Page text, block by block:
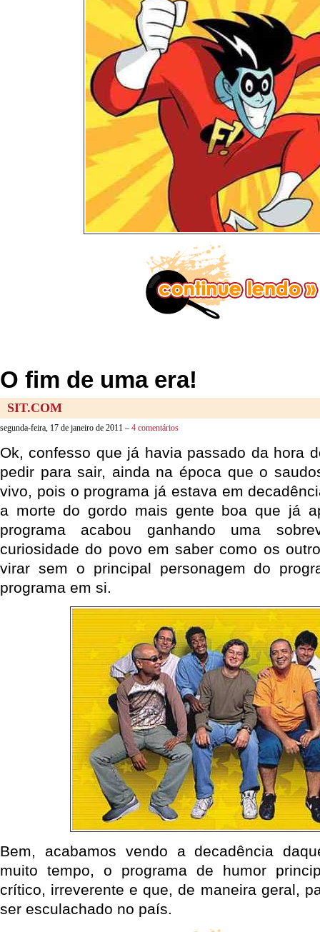
O fim de uma era!
SIT.COM
segunda-feira, 17 de janeiro de 2011 – 4 comentários
Ok, confesso que já havia passado da hora
pedir para sair, ainda na época que o
vivo, pois o programa já estava em
a morte do gordo mais gente boa que já
programa acabou ganhando uma
curiosidade do povo em saber como os
virar sem o principal personagem do
programa em si.
Bem, acabamos vendo a decadência
muito tempo, o programa de humor
crítico, irreverente e que, de maneira geral,
ser esculachado no país.